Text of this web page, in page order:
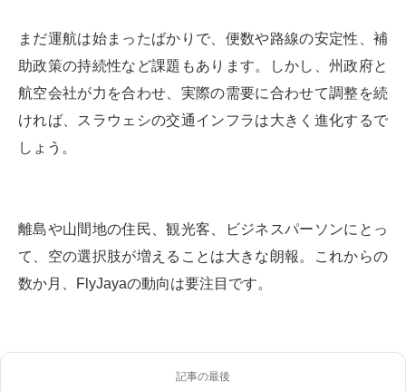
まだ運航は始まったばかりで、便数や路線の安定性、補
助政策の持続性など課題もあります。しかし、州政府と
航空会社が力を合わせ、実際の需要に合わせて調整を続
ければ、スラウェシの交通インフラは大きく進化するで
しょう。
離島や山間地の住民、観光客、ビジネスパーソンにとっ
て、空の選択肢が増えることは大きな朗報。これからの
数か月、FlyJayaの動向は要注目です。
記事の最後